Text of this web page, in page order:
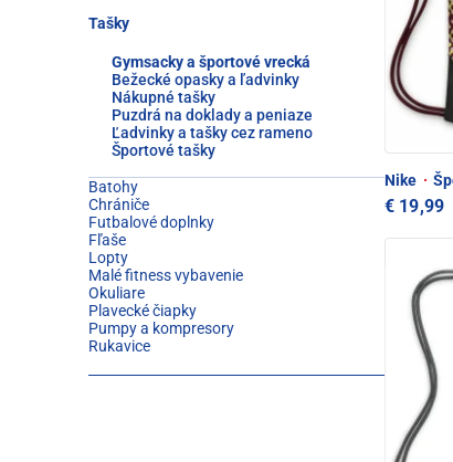
Tašky
Gymsacky a športové vrecká
Bežecké opasky a ľadvinky
Nákupné tašky
Puzdrá na doklady a peniaze
Ľadvinky a tašky cez rameno
Športové tašky
Batohy
Chrániče
Futbalové doplnky
Fľaše
Lopty
Malé fitness vybavenie
Okuliare
Plavecké čiapky
Pumpy a kompresory
Rukavice
Nike ·
€ 19,99